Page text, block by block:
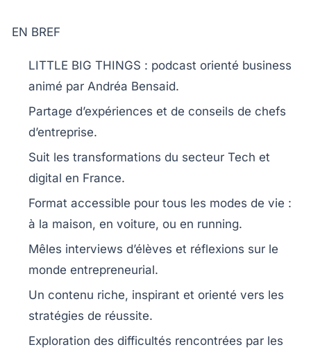
EN BREF
LITTLE BIG THINGS : podcast orienté business
animé par Andréa Bensaid.
Partage d’expériences et de conseils de chefs
d’entreprise.
Suit les transformations du secteur Tech et
digital en France.
Format accessible pour tous les modes de vie :
à la maison, en voiture, ou en running.
Mêles interviews d’élèves et réflexions sur le
monde entrepreneurial.
Un contenu riche, inspirant et orienté vers les
stratégies de réussite.
Exploration des difficultés rencontrées par les